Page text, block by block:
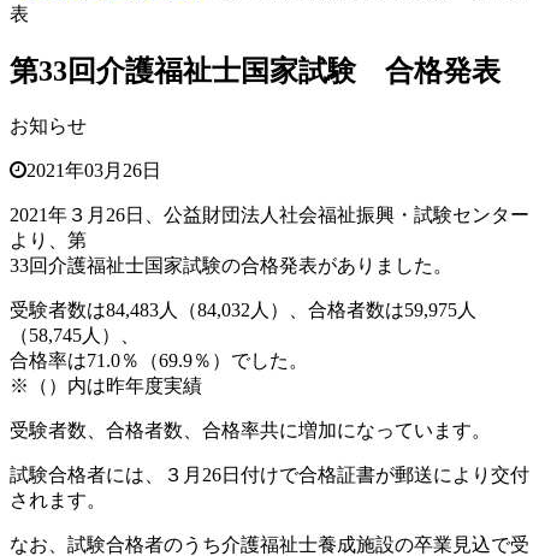
表
第33回介護福祉士国家試験 合格発表
お知らせ
2021年03月26日
2021年３月26日、公益財団法人社会福祉振興・試験センター
より、第
33回介護福祉士国家試験の合格発表がありました。
受験者数は84,483人（84,032人）、合格者数は59,975人
（58,745人）、
合格率は71.0％（69.9％）でした。
※（）内は昨年度実績
受験者数、合格者数、合格率共に増加になっています。
試験合格者には、３月26日付けで合格証書が郵送により交付
されます。
なお、試験合格者のうち介護福祉士養成施設の卒業見込で受